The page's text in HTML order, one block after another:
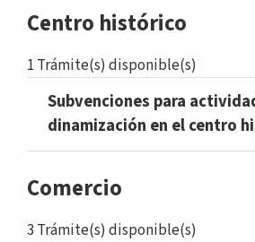
Centro histórico
1 Trámite(s) disponible(s)
Subvenciones para
dinamización en el centro
Comercio
3 Trámite(s) disponible(s)